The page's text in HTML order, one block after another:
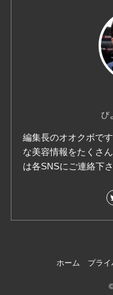
び
編集長のオオクボで
な美容情報をたくさ
は各SNSにご連絡下さ
ホーム プラ